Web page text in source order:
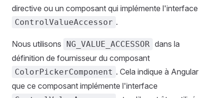
directive ou un composant qui implémente l'interface
ControlValueAccessor .
Nous utilisons NG_VALUE_ACCESSOR dans la
définition de fournisseur du composant
ColorPickerComponent . Cela indique à Angular
que ce composant implémente l'interface